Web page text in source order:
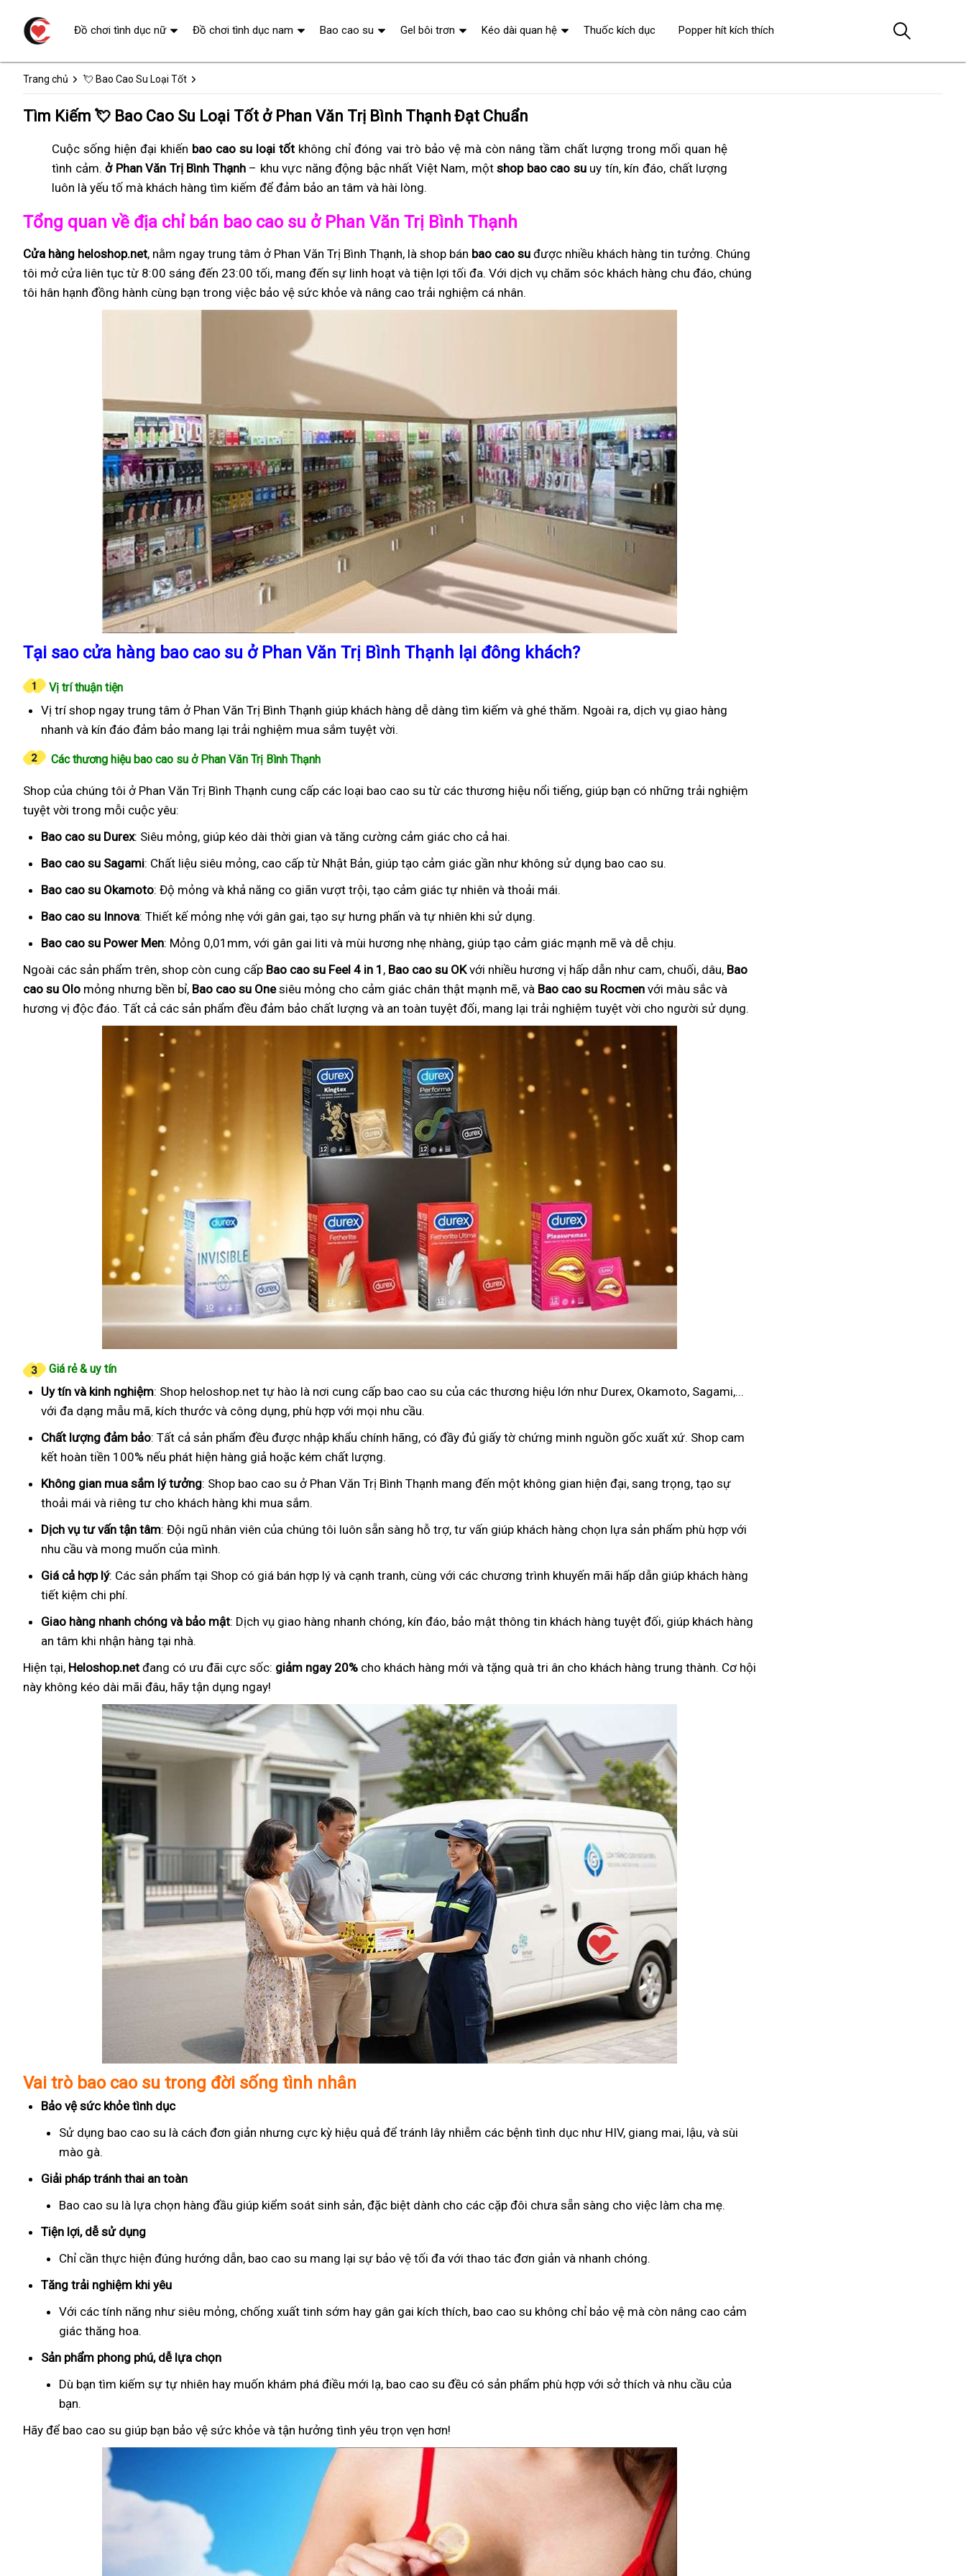
Trang chủ 💘 Bao Cao Su Loại Tốt
Tìm Kiếm 💘 Bao Cao Su Loại Tốt ở Phan Văn Trị Bình Thạnh Đạt Chuẩn
Cuộc sống hiện đại khiến bao cao su loại tốt không chỉ đóng vai trò bảo vệ mà còn nâng tầm chất lượng trong mối quan hệ
tình cảm.ở Phan Văn Trị Bình Thạnh– khu vực năng động bậc nhất Việt Nam, mộtshop bao cao suuy tín, kín đáo, chất lượng
luôn là yếu tố mà khách hàng tìm kiếm để đảm bảo an tâm và hài lòng.
Tổng quan về địa chỉ bán bao cao su ở Phan Văn Trị Bình Thạnh
Cửa hàng heloshop.net, nằm ngay trung tâm ở Phan Văn Trị Bình Thạnh, là shop bán bao cao su được nhiều khách hàng tin tưởng. Chúng
tôi mở cửa liên tục từ 8:00 sáng đến 23:00 tối, mang đến sự linh hoạt và tiện lợi tối đa. Với dịch vụ chăm sóc khách hàng chu đáo, chúng
tôi hân hạnh đồng hành cùng bạn trong việc bảo vệ sức khỏe và nâng cao trải nghiệm cá nhân.
Tại sao cửa hàng bao cao su ở Phan Văn Trị Bình Thạnh lại đông khách?
Vị trí thuận tiện
Vị trí shop ngay trung tâm ở Phan Văn Trị Bình Thạnh giúp khách hàng dễ dàng tìm kiếm và ghé thăm. Ngoài ra, dịch vụ giao hàng
nhanh và kín đáo đảm bảo mang lại trải nghiệm mua sắm tuyệt vời.
Các thương hiệu bao cao su ở Phan Văn Trị Bình Thạnh
Shop của chúng tôi ở Phan Văn Trị Bình Thạnh cung cấp các loại bao cao su từ các thương hiệu nổi tiếng, giúp bạn có những trải nghiệm
tuyệt vời trong mỗi cuộc yêu:
Bao cao su Durex: Siêu mỏng, giúp kéo dài thời gian và tăng cường cảm giác cho cả hai.
Bao cao su Sagami: Chất liệu siêu mỏng, cao cấp từ Nhật Bản, giúp tạo cảm giác gần như không sử dụng bao cao su.
Bao cao su Okamoto: Độ mỏng và khả năng co giãn vượt trội, tạo cảm giác tự nhiên và thoải mái.
Bao cao su Innova: Thiết kế mỏng nhẹ với gân gai, tạo sự hưng phấn và tự nhiên khi sử dụng.
Bao cao su Power Men: Mỏng 0,01mm, với gân gai liti và mùi hương nhẹ nhàng, giúp tạo cảm giác mạnh mẽ và dễ chịu.
Ngoài các sản phẩm trên, shop còn cung cấp Bao cao su Feel 4 in 1 , Bao cao su OKvới nhiều hương vị hấp dẫn như cam, chuối, dâu, Bao
cao su Olo mỏng nhưng bền bỉ, Bao cao su Onesiêu mỏng cho cảm giác chân thật mạnh mẽ, và Bao cao su Rocmen với màu sắc và
hương vị độc đáo. Tất cả các sản phẩm đều đảm bảo chất lượng và an toàn tuyệt đối, mang lại trải nghiệm tuyệt vời cho người sử dụng.
Giá rẻ & uy tín
Uy tín và kinh nghiệm: Shop heloshop.net tự hào là nơi cung cấp bao cao su của các thương hiệu lớn như Durex, Okamoto, Sagami,...
với đa dạng mẫu mã, kích thước và công dụng, phù hợp với mọi nhu cầu.
Chất lượng đảm bảo: Tất cả sản phẩm đều được nhập khẩu chính hãng, có đầy đủ giấy tờ chứng minh nguồn gốc xuất xứ. Shop cam
kết hoàn tiền 100% nếu phát hiện hàng giả hoặc kém chất lượng.
Không gian mua sắm lý tưởng: Shop bao cao su ở Phan Văn Trị Bình Thạnh mang đến một không gian hiện đại, sang trọng, tạo sự
thoải mái và riêng tư cho khách hàng khi mua sắm.
Dịch vụ tư vấn tận tâm: Đội ngũ nhân viên của chúng tôi luôn sẵn sàng hỗ trợ, tư vấn giúp khách hàng chọn lựa sản phẩm phù hợp với
nhu cầu và mong muốn của mình.
Giá cả hợp lý: Các sản phẩm tại Shop có giá bán hợp lý và cạnh tranh, cùng với các chương trình khuyến mãi hấp dẫn giúp khách hàng
tiết kiệm chi phí.
Giao hàng nhanh chóng và bảo mật: Dịch vụ giao hàng nhanh chóng, kín đáo, bảo mật thông tin khách hàng tuyệt đối, giúp khách hàng
an tâm khi nhận hàng tại nhà.
Hiện tại, Heloshop.net đang có ưu đãi cực sốc: giảm ngay 20% cho khách hàng mới và tặng quà tri ân cho khách hàng trung thành. Cơ hội
này không kéo dài mãi đâu, hãy tận dụng ngay!
Vai trò bao cao su trong đời sống tình nhân
Bảo vệ sức khỏe tình dục
Sử dụng bao cao su là cách đơn giản nhưng cực kỳ hiệu quả để tránh lây nhiễm các bệnh tình dục như HIV, giang mai, lậu, và sùi
mào gà.
Giải pháp tránh thai an toàn
Bao cao su là lựa chọn hàng đầu giúp kiểm soát sinh sản, đặc biệt dành cho các cặp đôi chưa sẵn sàng cho việc làm cha mẹ.
Tiện lợi, dễ sử dụng
Chỉ cần thực hiện đúng hướng dẫn, bao cao su mang lại sự bảo vệ tối đa với thao tác đơn giản và nhanh chóng.
Tăng trải nghiệm khi yêu
Với các tính năng như siêu mỏng, chống xuất tinh sớm hay gân gai kích thích, bao cao su không chỉ bảo vệ mà còn nâng cao cảm
giác thăng hoa.
Sản phẩm phong phú, dễ lựa chọn
Dù bạn tìm kiếm sự tự nhiên hay muốn khám phá điều mới lạ, bao cao su đều có sản phẩm phù hợp với sở thích và nhu cầu của
bạn.
Hãy để bao cao su giúp bạn bảo vệ sức khỏe và tận hưởng tình yêu trọn vẹn hơn!
Đồ chơi tình dục nữ Đồ chơi tình dục nam Bao cao su Gel bôi trơn Kéo dài quan hệ Thuốc kích dục Popper hít kích thích